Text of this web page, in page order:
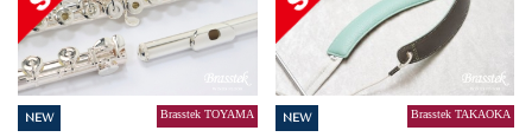
NEW Brasstek TOYAMA NEW Brasstek TAKAOKA